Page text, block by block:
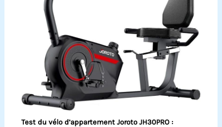
Test du vélo d’appartement Joroto JH30PRO :